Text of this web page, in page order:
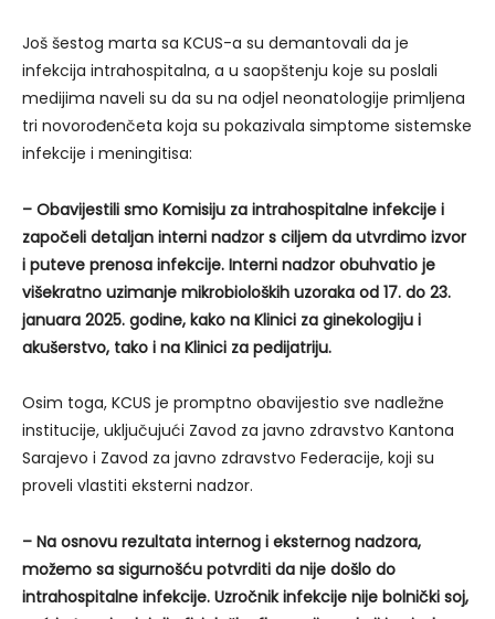
Još šestog marta sa KCUS-a su demantovali da je
infekcija intrahospitalna, a u saopštenju koje su poslali
medijima naveli su da su na odjel neonatologije primljena
tri novorođenčeta koja su pokazivala simptome sistemske
infekcije i meningitisa:
– Obavijestili smo Komisiju za intrahospitalne infekcije i
započeli detaljan interni nadzor s ciljem da utvrdimo izvor
i puteve prenosa infekcije. Interni nadzor obuhvatio je
višekratno uzimanje mikrobioloških uzoraka od 17. do 23.
januara 2025. godine, kako na Klinici za ginekologiju i
akušerstvo, tako i na Klinici za pedijatriju.
Osim toga, KCUS je promptno obavijestio sve nadležne
institucije, uključujući Zavod za javno zdravstvo Kantona
Sarajevo i Zavod za javno zdravstvo Federacije, koji su
proveli vlastiti eksterni nadzor.
– Na osnovu rezultata internog i eksternog nadzora,
možemo sa sigurnošću potvrditi da nije došlo do
intrahospitalne infekcije. Uzročnik infekcije nije bolnički soj,